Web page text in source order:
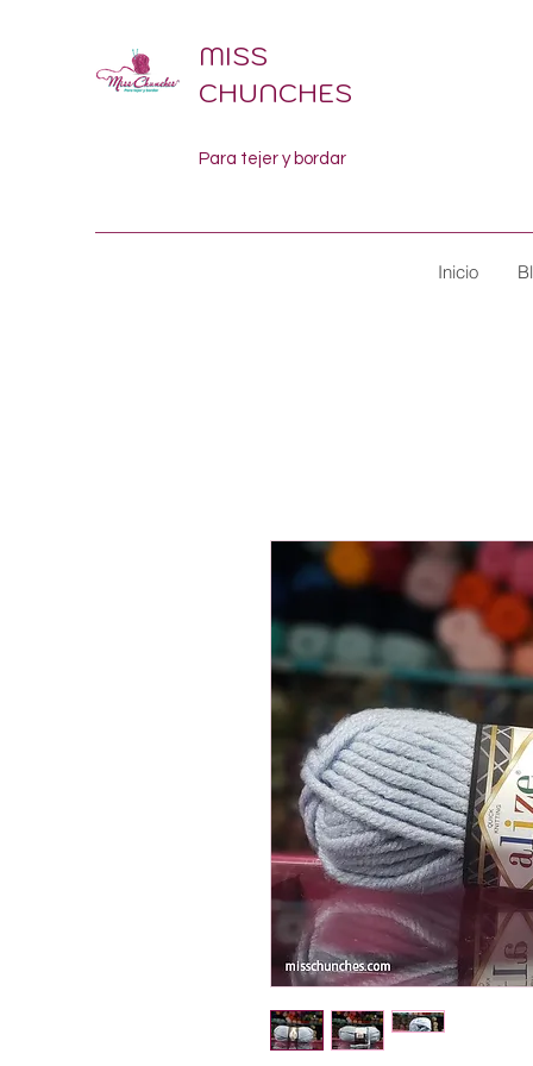
MISS
CHUNCHES
Para tejer y bordar
Inicio